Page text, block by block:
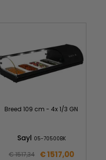
Breed 109 cm - 4x 1/3 GN
Sayl 05-70500BK
€ 1517,34 € 1517,00